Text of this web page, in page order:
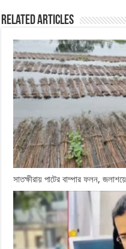
Related Articles
সাতক্ষীরায় পাটের বাম্পার ফলন,